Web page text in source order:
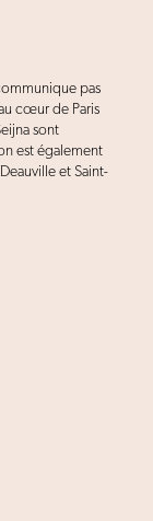
pas
cœur de Paris
sont
est également
et Saint-